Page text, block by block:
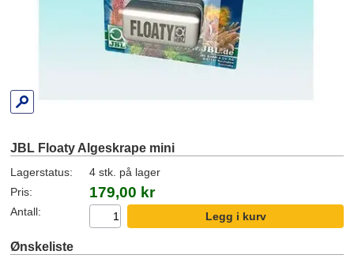
JBL Floaty Algeskrape mini
Lagerstatus:
4 stk. på lager
Pris:
179,00 kr
Antall:
Ønskeliste